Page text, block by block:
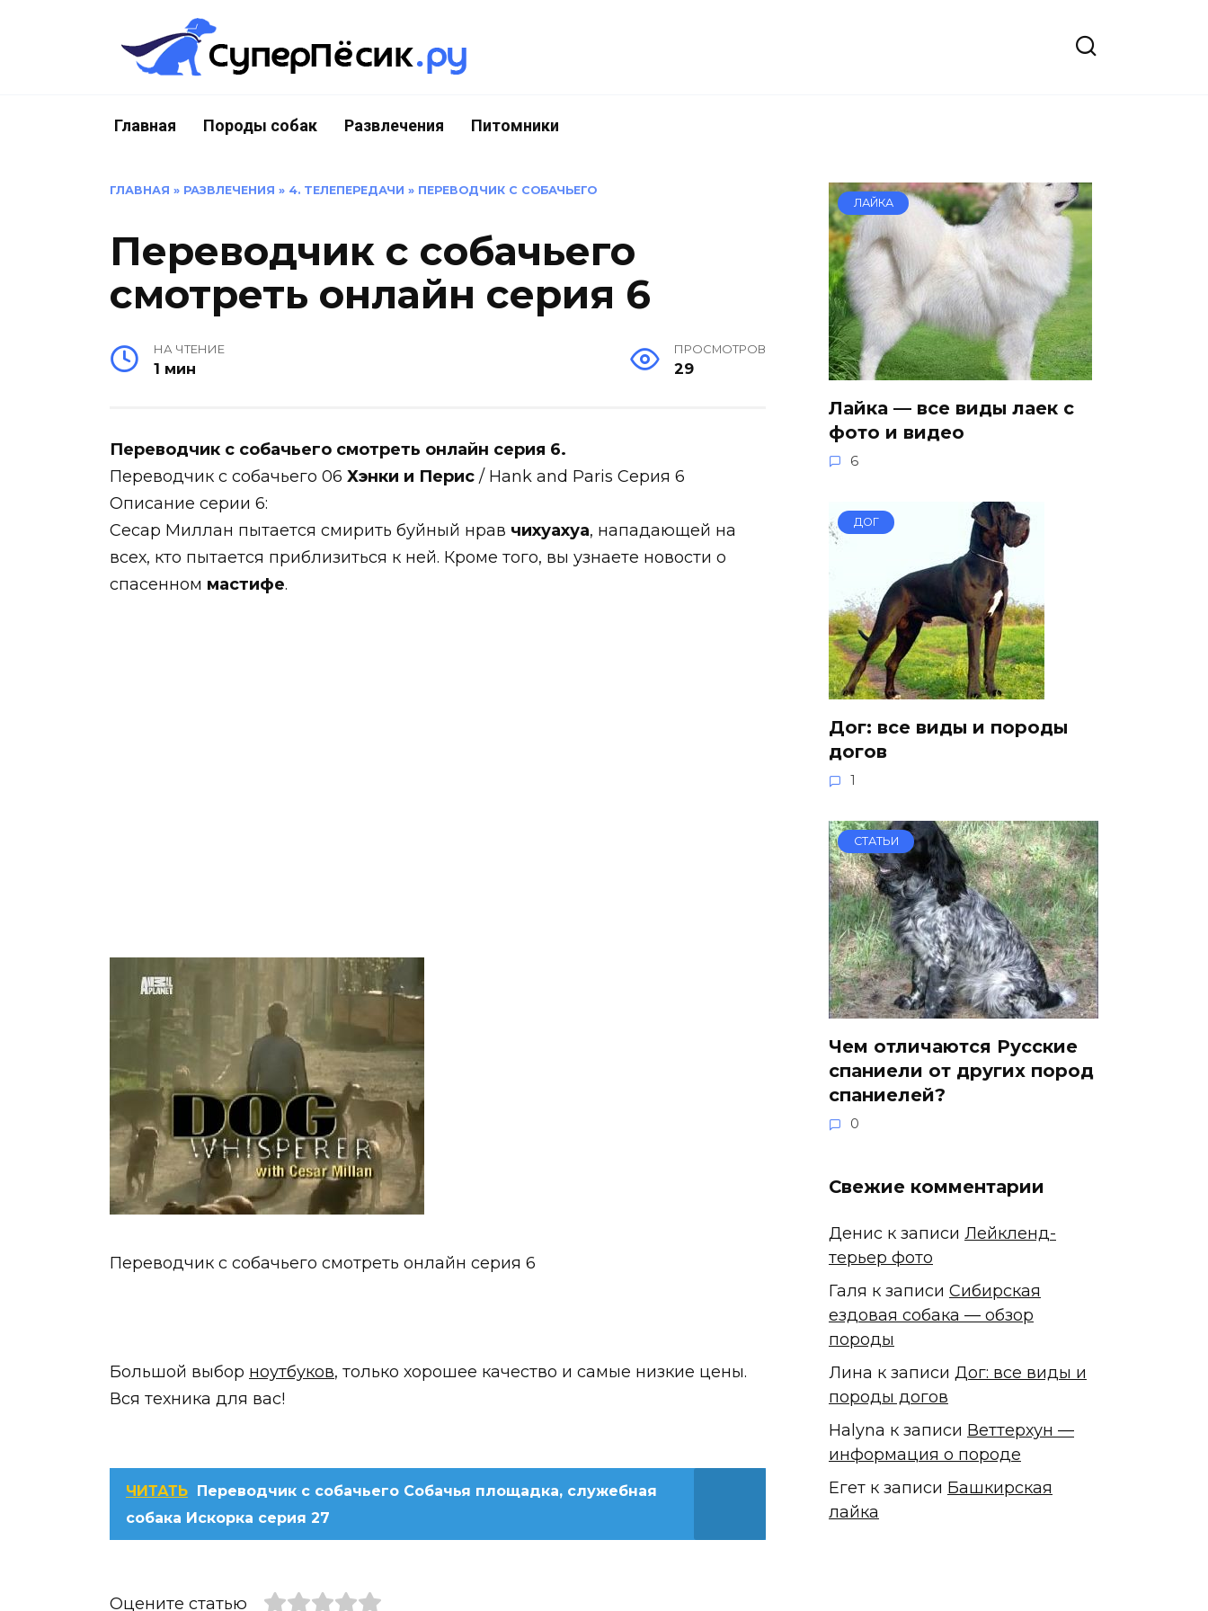
Главная Породы собак Развлечения Питомники
ГЛАВНАЯ » РАЗВЛЕЧЕНИЯ » 4. ТЕЛЕПЕРЕДАЧИ » ПЕРЕВОДЧИК С СОБАЧЬЕГО
Переводчик с собачьего
смотреть онлайн серия 6
НА ЧТЕНИЕ
1 мин
ПРОСМОТРОВ
29
Переводчик с собачьего смотреть онлайн серия 6.
Переводчик с собачьего 06 Хэнки и Перис / Hank and Paris Серия 6
Описание серии 6:
Сесар Миллан пытается смирить буйный нрав чихуахуа, нападающей на
всех, кто пытается приблизиться к ней. Кроме того, вы узнаете новости о
спасенном мастифе.
Переводчик с собачьего смотреть онлайн серия 6
Большой выбор ноутбуков, только хорошее качество и самые низкие цены.
Вся техника для вас!
ЧИТАТЬ Переводчик с собачьего Собачья площадка, служебная
собака Искорка серия 27
Оцените статью
ЛАЙКА
Лайка — все виды лаек с
фото и видео
6
ДОГ
Дог: все виды и породы
догов
1
СТАТЬИ
Чем отличаются Русские
спаниели от других пород
спаниелей?
0
Свежие комментарии
Денис к записи Лейкленд-
терьер фото
Галя к записи Сибирская
ездовая собака — обзор
породы
Лина к записи Дог: все виды и
породы догов
Halyna к записи Веттерхун —
информация о породе
Егет к записи Башкирская
лайка